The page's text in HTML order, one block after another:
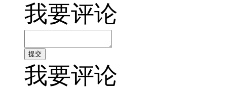
我要评论
我要评论